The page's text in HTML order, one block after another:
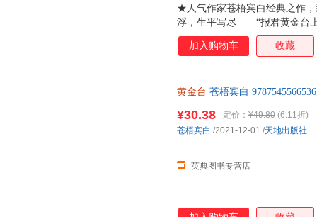
★人气作家苍梧宾白经典之作
浮，生平写尽——“报君黄金台
不负天下人，他不负他 ★凡有
歌哭，十二载光阴，岁如长河
加入购物车 收藏
黄金台 苍梧宾白
¥30.38 定价： ¥49.80 (6.11折)
英典图书专营店
苍梧宾白 /2021-12-01 /天地出版社